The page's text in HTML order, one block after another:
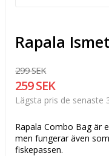
Rapala
299 SEK
259 SEK
Lägsta pris de senaste
Rapala Combo Bag är
men fungerar även
fiskepassen.